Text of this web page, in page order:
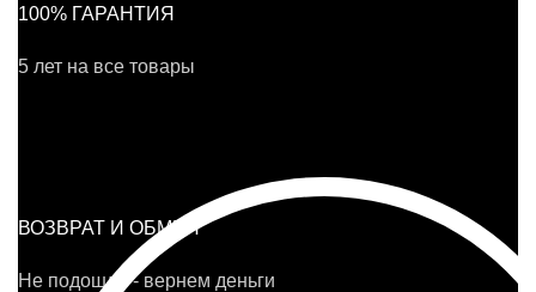
100% ГАРАНТИЯ
5 лет на все товары
ВОЗВРАТ И ОБМЕН
Не подошло - вернем деньги